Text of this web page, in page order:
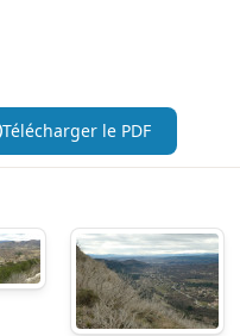
Télécharger le PDF